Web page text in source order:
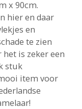
x 90cm.
hier en daar
en
te zien
het is zeker een
stuk
item voor